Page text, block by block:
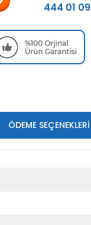
444 01 09
ÖDEME SEÇENEKLERI